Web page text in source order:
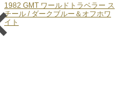
1982 GMT ワールドトラベラー ス
チール / ダークブルー＆オフホワ
イト